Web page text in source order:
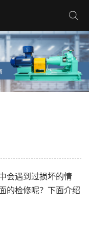
会遇到过损坏的情
的检修呢？下面介绍